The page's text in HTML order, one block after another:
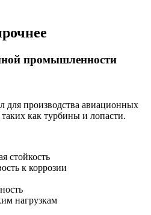
промышленности
производства авиационных
как турбины и лопасти.
стойкость
к коррозии
нагрузкам